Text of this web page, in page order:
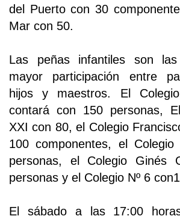
del Puerto con 30
Mar con 50.
Las peñas infantiles son
mayor participación entre
hijos y maestros. El
contará con 150 personas,
XXI con 80, el Colegio
100 componentes, el
personas, el Colegio Ginés
personas y el Colegio Nº 6
El sábado a las 17:00